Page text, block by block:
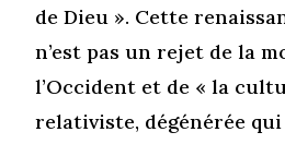
de Dieu ». Cette
n’est pas un rejet de la
l’Occident et de « la
relativiste, dégénérée